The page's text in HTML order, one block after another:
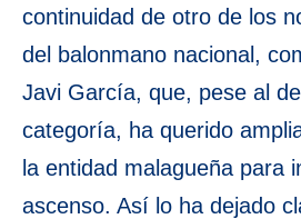
continuidad de otro de los
del balonmano nacional,
Javi García, que, pese al
categoría, ha querido
la entidad malagueña para
ascenso. Así lo ha dejado